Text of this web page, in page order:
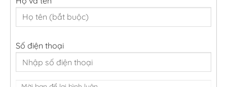
Số điện thoại